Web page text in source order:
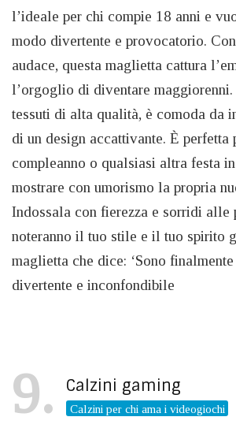
l’ideale per chi compie 18 anni e
modo divertente e provocatorio.
audace, questa maglietta cattura
l’orgoglio di diventare maggiorenni.
tessuti di alta qualità, è comoda da
di un design accattivante. È perfetta
compleanno o qualsiasi altra festa
mostrare con umorismo la propria
Indossala con fierezza e sorridi alle
noteranno il tuo stile e il tuo spirito
maglietta che dice: ‘Sono
divertente e inconfondibile
9 Calzini gaming
Calzini per chi ama i videogiochi